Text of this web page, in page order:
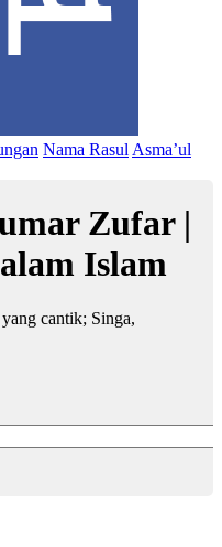
Nama Rasul Asma’ul
Zufar |
Islam
cantik; Singa,